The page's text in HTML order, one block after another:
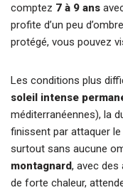
comptez 7 à 9 ans
profite d’un peu
protégé, vous pouvez
Les conditions plus
soleil intense
méditerranéennes), la
finissent par attaquer
surtout sans aucune
montagnard, avec des
de forte chaleur,